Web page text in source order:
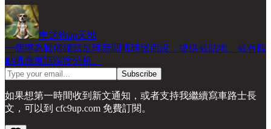
車迷狗up天地
一個專為厭倦罐頭足球新聞嘅球迷而設，提供最貼地、最有觀
點嘅廣東話深度分析。
如果想第一時間收到新文通知，或者支持我繼續寫車路士長
文，可以到 cfc9up.com 免費訂閱。